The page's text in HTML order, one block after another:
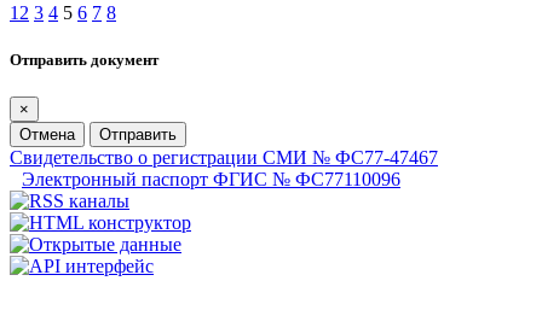
1 2 3 4 5 6 7 8
Отправить документ
×
Отмена
Отправить
Свидетельство о регистрации СМИ № ФС77-47467
Электронный паспорт ФГИС № ФС77110096